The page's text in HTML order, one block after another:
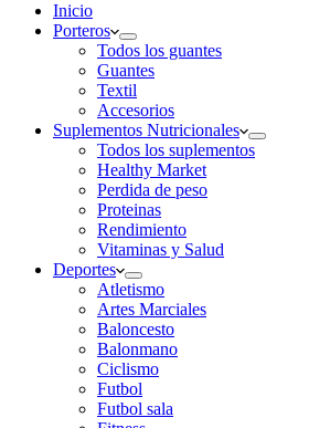
Inicio
Porteros
Todos los guantes
Guantes
Textil
Accesorios
Suplementos Nutricionales
Todos los suplementos
Healthy Market
Perdida de peso
Proteinas
Rendimiento
Vitaminas y Salud
Deportes
Atletismo
Artes Marciales
Baloncesto
Balonmano
Ciclismo
Futbol
Futbol sala